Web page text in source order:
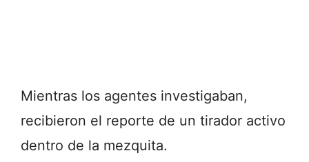
Mientras los agentes investigaban,
recibieron el reporte de un tirador activo
dentro de la mezquita.